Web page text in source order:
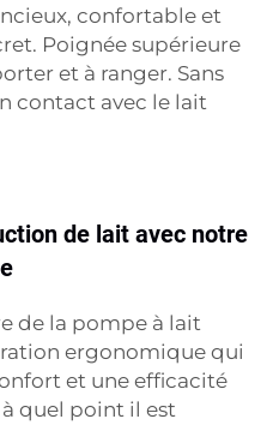
confortable et
Poignée supérieure
et à ranger. Sans
contact avec le lait
de lait avec notre
de la pompe à lait
ergonomique qui
et une efficacité
quel point il est